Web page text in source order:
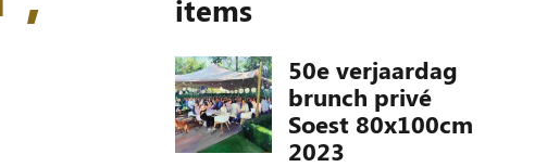
items
50e verjaardag
brunch privé
Soest 80x100cm
2023